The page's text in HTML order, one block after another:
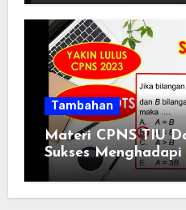
Tambahan
Materi CPNS TIU
Sukses Menghadapi